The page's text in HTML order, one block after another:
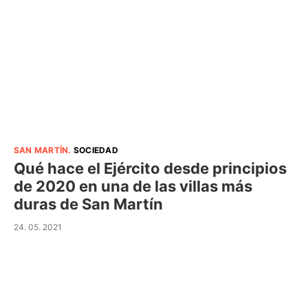
SAN MARTÍN. SOCIEDAD
Qué hace el Ejército desde principios
de 2020 en una de las villas más
duras de San Martín
24. 05. 2021